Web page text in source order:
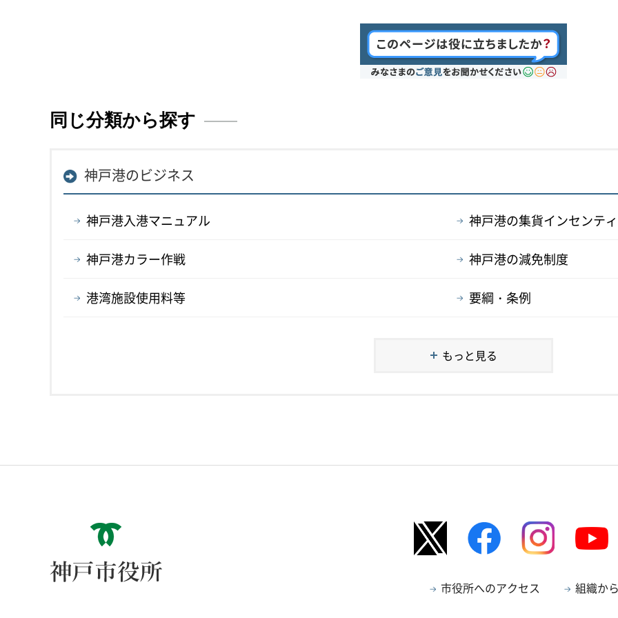
同じ分類から探す
神戸港のビジネス
神戸港入港マニュアル 神戸港の集貨インセンテ
神戸港カラー作戦 神戸港の減免制度
港湾施設使用料等 要綱・条例
もっと見る
神戸市役所
市役所へのアクセス 組織か